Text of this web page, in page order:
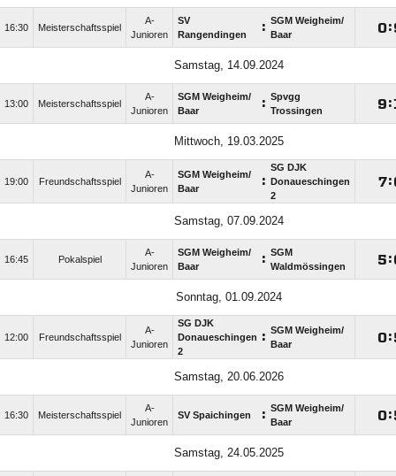
16:30 Meisterschaftsspiel
A-
Junioren
SV
Rangendingen
: SGM Weigheim/​
Baar
:
Samstag, 14.09.2024
13:00 Meisterschaftsspiel
A-
Junioren
SGM Weigheim/​
Baar
: Spvgg
Trossingen
:
Mittwoch, 19.03.2025
19:00 Freundschaftsspiel
A-
Junioren
SGM Weigheim/​
Baar
:
SG DJK
Donaueschingen
2
:
Samstag, 07.09.2024
16:45 Pokalspiel
A-
Junioren
SGM Weigheim/​
Baar
: SGM
Waldmössingen
:
Sonntag, 01.09.2024
12:00 Freundschaftsspiel
A-
Junioren
SG DJK
Donaueschingen
2
: SGM Weigheim/​
Baar
:
Samstag, 20.06.2026
16:30 Meisterschaftsspiel
A-
Junioren
SV Spaichingen : SGM Weigheim/​
Baar
:
Samstag, 24.05.2025